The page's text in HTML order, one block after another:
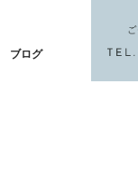
ブログ